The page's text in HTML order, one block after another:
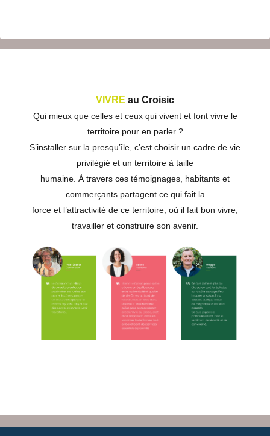
VIVRE au Croisic
Qui mieux que celles et ceux qui vivent et font vivre le
territoire pour en parler ?
S’installer sur la presqu’île, c’est choisir un cadre de vie
privilégié et un territoire à taille
humaine. À travers ces témoignages, habitants et
commerçants partagent ce qui fait la
force et l’attractivité de ce territoire, où il fait bon vivre,
travailler et construire son avenir.